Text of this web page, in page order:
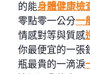
的能身體健康檢
零點零一公分一
情感對等與質感
你最便宜的一張
瓶最貴的一滴淚